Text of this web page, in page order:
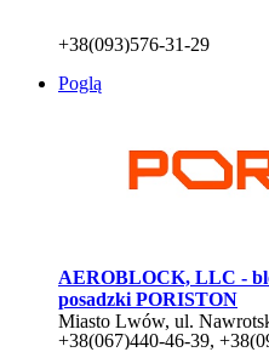
+38(093)576-31-29
Pogląd
AEROBLOCK, LLC -
posadzki PORISTON
Miasto Lwów, ul.
+38(067)440-46-39,